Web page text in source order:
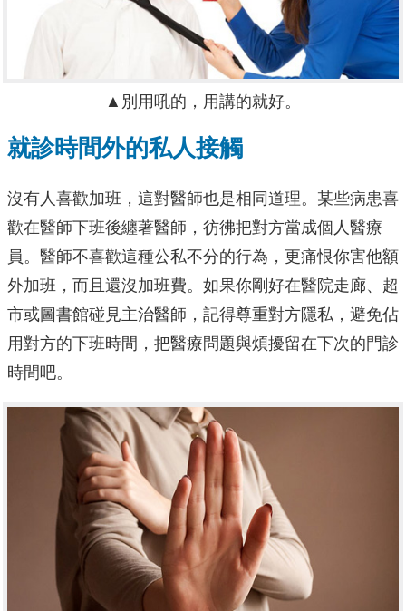
▲別用吼的，用講的就好。
就診時間外的私人接觸
沒有人喜歡加班，這對醫師也是相同道理。某些病患喜
歡在醫師下班後纏著醫師，彷彿把對方當成個人醫療
員。醫師不喜歡這種公私不分的行為，更痛恨你害他額
外加班，而且還沒加班費。如果你剛好在醫院走廊、超
市或圖書館碰見主治醫師，記得尊重對方隱私，避免佔
用對方的下班時間，把醫療問題與煩擾留在下次的門診
時間吧。